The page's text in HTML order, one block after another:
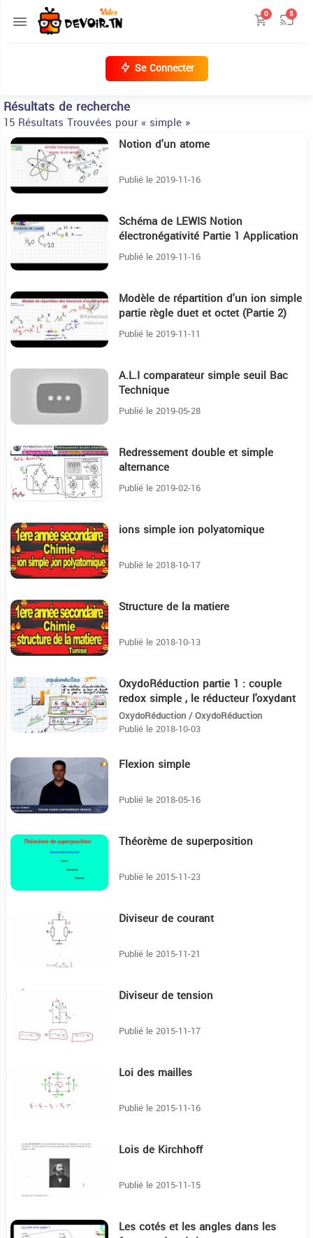
0 5
Se Connecter
Résultats de recherche
15 Résultats Trouvées pour « simple »
30:28 Notion d'un atome
Publié le 2019-11-16
22:56 Schéma de LEWIS Notion
électronégativité Partie 1 Application
Publié le 2019-11-16
18:11 Modèle de répartition d'un ion simple
partie règle duet et octet (Partie 2)
Publié le 2019-11-11
A.L.I comparateur simple seuil Bac
Technique
Publié le 2019-05-28
9:55 Redressement double et simple
alternance
Publié le 2019-02-16
3:36 ions simple ion polyatomique
Publié le 2018-10-17
5:40 Structure de la matiere
Publié le 2018-10-13
12:25 OxydoRéduction partie 1 : couple
redox simple , le réducteur l'oxydant
(simple)
OxydoRéduction / OxydoRéduction
Publié le 2018-10-03
Flexion simple
Publié le 2018-05-16
7:26 Théorème de superposition
Publié le 2015-11-23
Diviseur de courant
Publié le 2015-11-21
Diviseur de tension
Publié le 2015-11-17
Loi des mailles
Publié le 2015-11-16
1:46 Lois de Kirchhoff
Publié le 2015-11-15
5:26 Les cotés et les angles dans les